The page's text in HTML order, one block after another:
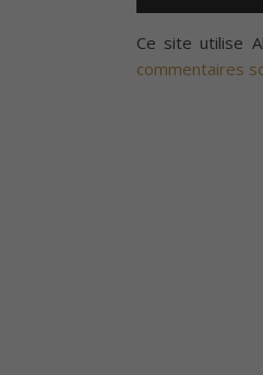
Ce site utilise
commentaires